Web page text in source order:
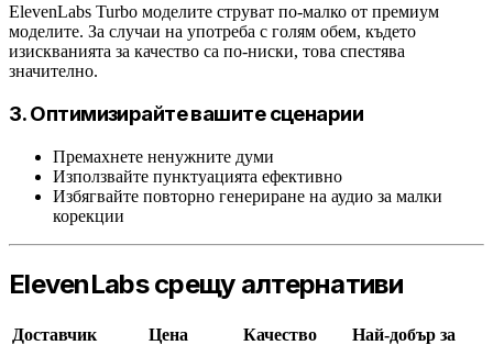
ElevenLabs Turbo моделите струват по-малко от премиум
моделите. За случаи на употреба с голям обем, където
изискванията за качество са по-ниски, това спестява
значително.
3. Оптимизирайте вашите сценарии
Премахнете ненужните думи
Използвайте пунктуацията ефективно
Избягвайте повторно генериране на аудио за малки
корекции
ElevenLabs срещу алтернативи
Доставчик Цена Качество
Най-добър за